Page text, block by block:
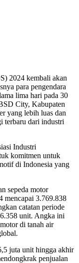
2024 kembali akan
para pengendara
lima hari pada 30
City, Kabupaten
yang lebih luas dan
terbaru dari industri
Industri
komitmen untuk
di Indonesia yang
sepeda motor
mencapai 3.769.838
catatan periode
unit. Angka ini
di tanah air
juta unit hingga akhir
penjualan